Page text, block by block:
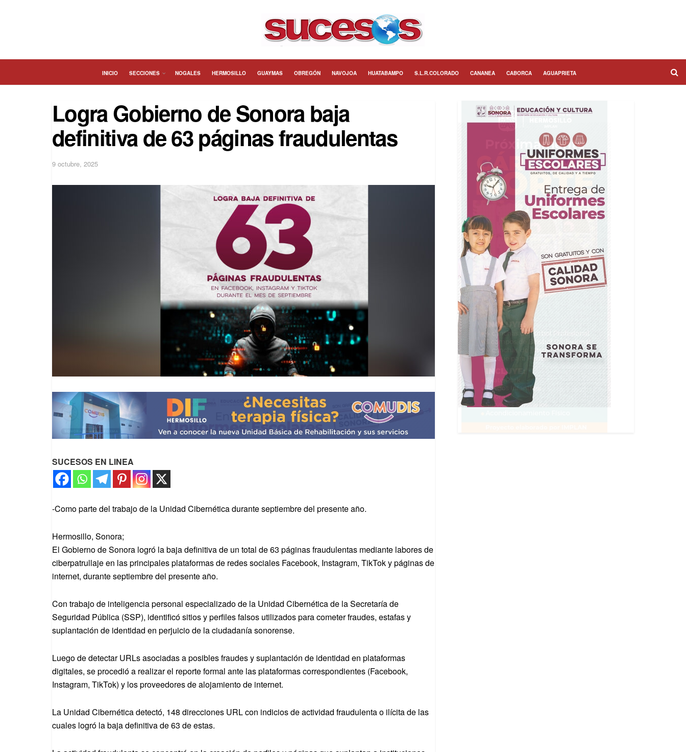
INICIO SECCIONES NOGALES HERMOSILLO GUAYMAS OBREGÓN NAVOJOA HUATABAMPO S.L.R.COLORADO CANANEA CABORCA AGUAPRIETA
Logra Gobierno de Sonora baja
definitiva de 63 páginas fraudulentas
9 octubre, 2025
SUCESOS EN LINEA
-Como parte del trabajo de la Unidad Cibernética durante septiembre del presente año.
Hermosillo, Sonora;
El Gobierno de Sonora logró la baja definitiva de un total de 63 páginas fraudulentas mediante labores de
ciberpatrullaje en las principales plataformas de redes sociales Facebook, Instagram, TikTok y páginas de
internet, durante septiembre del presente año.
Con trabajo de inteligencia personal especializado de la Unidad Cibernética de la Secretaría de
Seguridad Pública (SSP), identificó sitios y perfiles falsos utilizados para cometer fraudes, estafas y
suplantación de identidad en perjuicio de la ciudadanía sonorense.
Luego de detectar URLs asociadas a posibles fraudes y suplantación de identidad en plataformas
digitales, se procedió a realizar el reporte formal ante las plataformas correspondientes (Facebook,
Instagram, TikTok) y los proveedores de alojamiento de internet.
La Unidad Cibernética detectó, 148 direcciones URL con indicios de actividad fraudulenta o ilícita de las
cuales logró la baja definitiva de 63 de estas.